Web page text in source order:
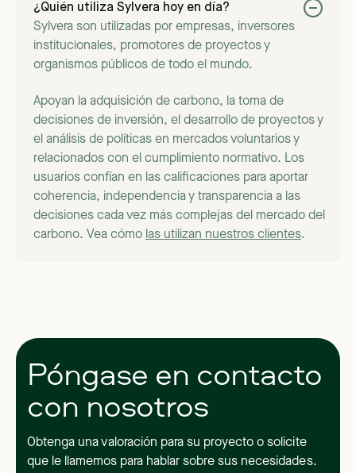
¿Quién utiliza Sylvera hoy en día?
Sylvera son utilizadas por empresas, inversores
institucionales, promotores de proyectos y
organismos públicos de todo el mundo.
Apoyan la adquisición de carbono, la toma de
decisiones de inversión, el desarrollo de proyectos y
el análisis de políticas en mercados voluntarios y
relacionados con el cumplimiento normativo. Los
usuarios confían en las calificaciones para aportar
coherencia, independencia y transparencia a las
decisiones cada vez más complejas del mercado del
carbono. Vea cómo las utilizan nuestros clientes.
Póngase en contacto
con nosotros
Obtenga una valoración para su proyecto o solicite
que le llamemos para hablar sobre sus necesidades.